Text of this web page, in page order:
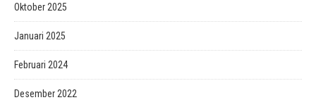
Oktober 2025
Januari 2025
Februari 2024
Desember 2022